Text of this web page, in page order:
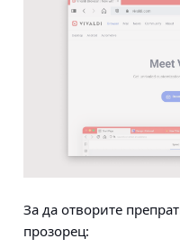
За да отворите
прозорец: